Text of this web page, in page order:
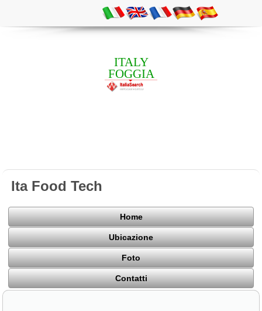
ITALY
FOGGIA
Ita Food Tech
Home
Ubicazione
Foto
Contatti